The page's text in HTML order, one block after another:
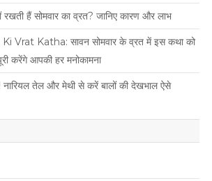
रखती हैं सोमवार का व्रत? जानिए कारण और लाभ
Vrat Katha: सावन सोमवार के व्रत में इस कथा को
करेंगे आपकी हर मनोकामना
नारियल तेल और मेथी से करें बालों की देखभाल ऐसे